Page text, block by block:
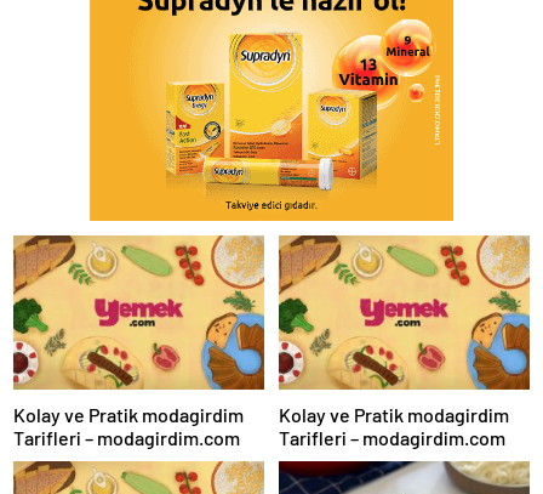
Kolay ve Pratik modagirdim
Tarifleri – modagirdim.com
Kolay ve Pratik modagirdim
Tarifleri – modagirdim.com